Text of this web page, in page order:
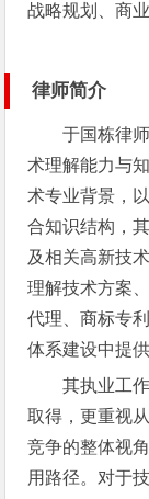
战略规划、商
律师简介
于国栋律
术理解能力与
术专业背景，
合知识结构，
及相关高新技
理解技术方案
代理、商标专
体系建设中提
其执业工
取得，更重视
竞争的整体视
用路径。对于